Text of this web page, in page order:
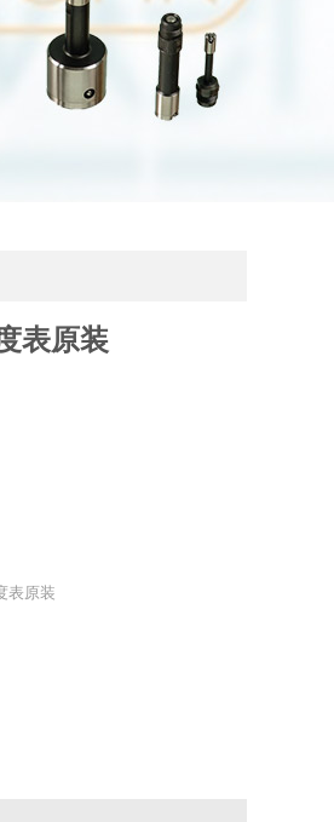
表原装
表原装